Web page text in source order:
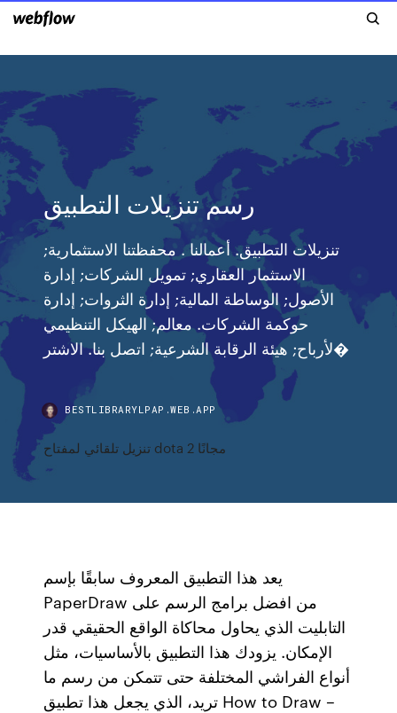
رسم تنزيلات التطبيق
تنزيلات التطبيق. أعمالنا . محفظتنا الاستثمارية;
الاستثمار العقاري; تمويل الشركات; إدارة
الأصول; الوساطة المالية; إدارة الثروات; إدارة
حوكمة الشركات. معالم; الهيكل التنظيمي
لأرباح; هيئة الرقابة الشرعية; اتصل بنا. الاشتر�
BESTLIBRARYLPAP.WEB.APP
تنزيل تلقائي لمفتاح dota 2 مجانًا
يعد هذا التطبيق المعروف سابقًا بإسم
PaperDraw من افضل برامج الرسم على
التابليت الذي يحاول محاكاة الواقع الحقيقي قدر
الإمكان. يزودك هذا التطبيق بالأساسيات، مثل
أنواع الفراشي المختلفة حتى تتمكن من رسم ما
تريد، الذي يجعل هذا تطبيق How to Draw –